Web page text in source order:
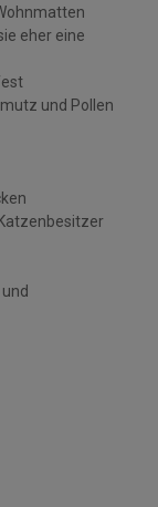
eher eine
und Pollen